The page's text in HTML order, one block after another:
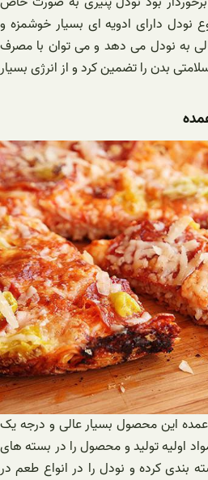
نودل دارای ادویه ای بسیار خوشمزه و
به نودل می دهد و می توان با مصرف
بدن را تضمین کرد و از انرژی بسیار
عمده این محصول بسیار عالی و درجه یک
اولیه تولید و محصول را در بسته های
بندی کرده و نودل را در انواع طعم در